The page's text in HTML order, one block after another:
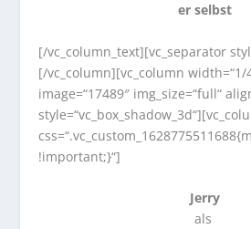
er selbst
[/vc_column_text][vc_separator
[/vc_column][vc_column width=“1/
image=“17489″ img_size=“full“
!important;}“]
Jerry
als